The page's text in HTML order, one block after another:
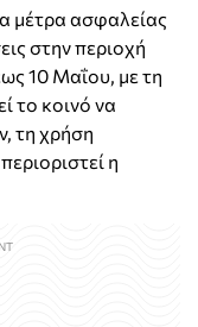
μέτρα ασφαλείας
στην περιοχή
10 Μαΐου, με τη
το κοινό να
τη χρήση
η